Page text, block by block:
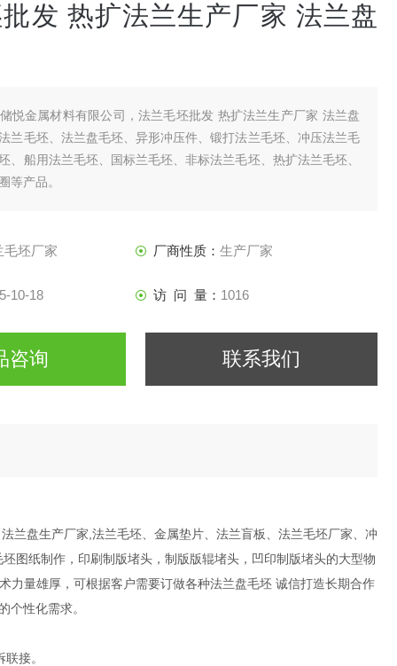
发 热扩法兰生产厂家 法兰盘
悦金属材料有限公司，法兰毛坯批发 热扩法兰生产厂家 法兰盘
兰毛坯、法兰盘毛坯、异形冲压件、锻打法兰毛坯、冲压法兰毛
、船用法兰毛坯、国标兰毛坯、非标法兰毛坯、热扩法兰毛坯、
等产品。
毛坯厂家 厂商性质： 生产厂家
10-18 访 问 量： 1016
咨询 联系我们
兰盘生产厂家,法兰毛坯、金属垫片、法兰盲板、法兰毛坯厂家、冲
图纸制作，印刷制版堵头，制版版辊堵头，凹印制版堵头的大型物
量雄厚，可根据客户需要订做各种法兰盘毛坯 诚信打造长期合作
的个性化需求。
接。